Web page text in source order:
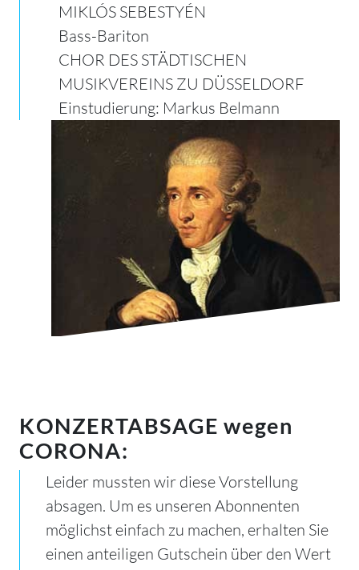
MIKLÓS SEBESTYÉN
Bass-Bariton
CHOR DES STÄDTISCHEN
MUSIKVEREINS ZU DÜSSELDORF
Einstudierung: Markus Belmann
KONZERTABSAGE wegen
CORONA:
Leider mussten wir diese Vorstellung
absagen. Um es unseren Abonnenten
möglichst einfach zu machen, erhalten Sie
einen anteiligen Gutschein über den Wert